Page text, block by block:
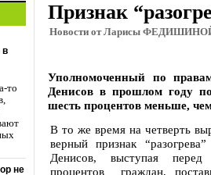
в
то
не
Признак
Новости от Ларисы
Уполномоченный по
Денисов в прошлом году
шесть процентов меньше,
В то же время на четверть
верный признак
Денисов, выступая
процентов граждан,